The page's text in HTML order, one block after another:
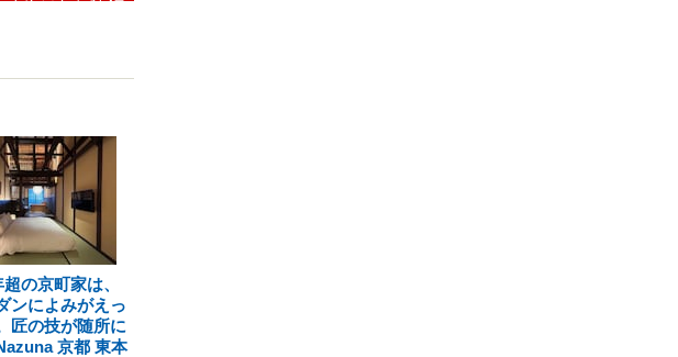
の京町家は、
ンによみがえっ
匠の技が随所に
京都 東本